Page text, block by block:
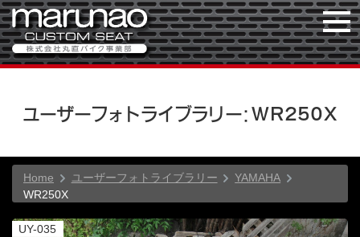
ユーザーフォトライブラリー：WR250X
Home ユーザーフォトライブラリー
YAMAHA
WR250X
UY-035